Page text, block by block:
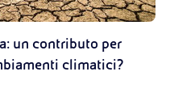
un contributo per
climatici?